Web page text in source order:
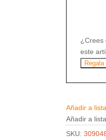
¿Crees
este
Añadir a
Añadir a
SKU: